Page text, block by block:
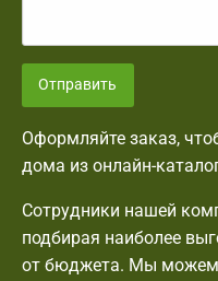
Отправить
Оформляйте заказ,
дома из онлайн-
Сотрудники нашей
подбирая наиболее
от бюджета. Мы можем